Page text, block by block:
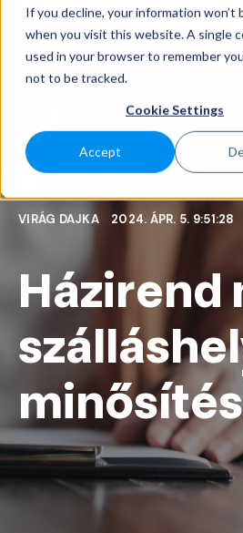
If you decline, your information won’t
when you visit this website. A single
used in your browser to remember
not to be tracked.
Cookie Settings
Accept
VIRÁG DAJKA 2024. ÁPR. 5. 9:51:28
Házirend